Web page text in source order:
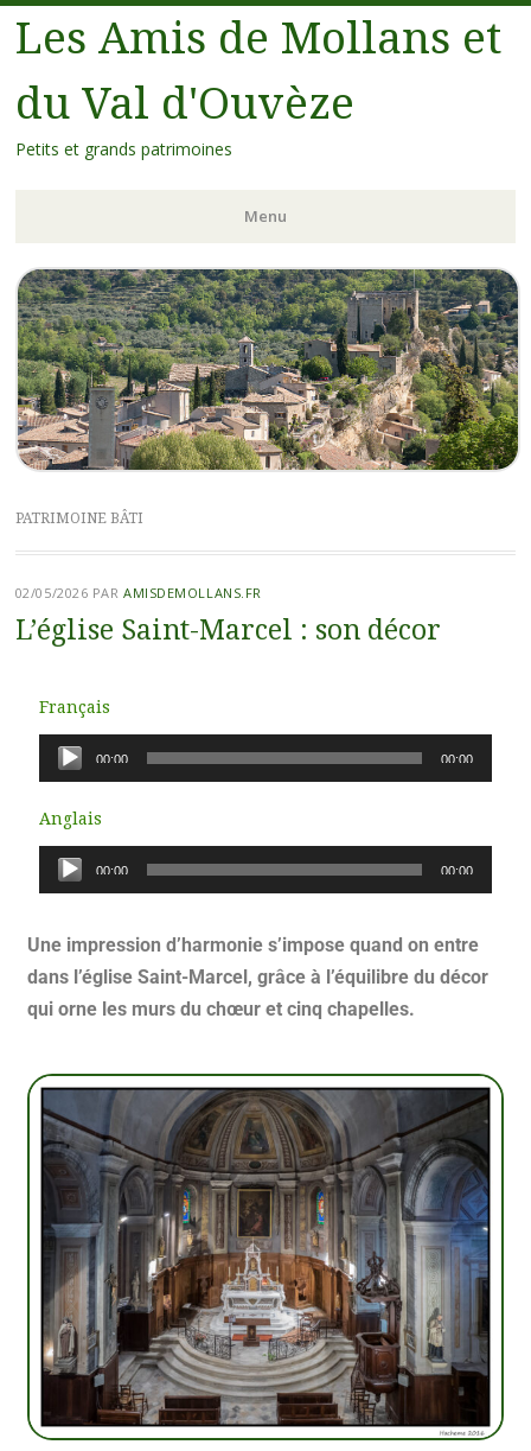
Les Amis de Mollans et
du Val d'Ouvèze
Petits et grands patrimoines
Menu
PATRIMOINE BÂTI
02/05/2026 PARAMISDEMOLLANS.FR
L’église Saint-Marcel : son décor
Français
Lecteur
audio
00:00 00:00
Anglais
Lecteur
audio
00:00 00:00
Une impression d’harmonie s’impose quand on entre
dans l’église Saint-Marcel, grâce à l’équilibre du décor
qui orne les murs du chœur et cinq chapelles.